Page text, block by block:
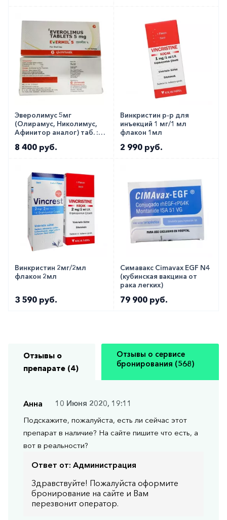
Эверолимус 5мг
(Олирамус, Николимус,
Афинитор аналог) таб. ::
8 400 руб.
Винкристин р-р для
инъекций 1 мг/1 мл
флакон 1мл
2 990 руб.
Винкристин 2мг/2мл
флакон 2мл
3 590 руб.
Симавакс Cimavax EGF N4
(кубинская вакцина от
рака легких)
79 900 руб.
Отзывы о
препарате (4)
Отзывы о сервисе
бронирования (568)
Анна
10 Июня 2020, 19:11
Подскажите, пожалуйста, есть ли сейчас этот
препарат в наличие? На сайте пишите что есть, а
вот в реальности?
Ответ от: Администрация
Здравствуйте! Пожалуйста оформите
бронирование на сайте и Вам
перезвонит оператор.